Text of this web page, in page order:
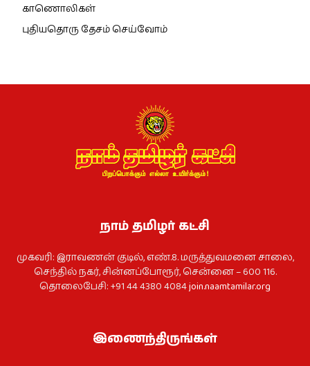
காணொலிகள்
புதியதொரு தேசம் செய்வோம்
நாம் தமிழர் கட்சி
முகவரி: இராவணன் குடில், எண்.8. மருத்துவமனை சாலை,
செந்தில் நகர், சின்னப்போரூர், சென்னை – 600 116.
தொலைபேசி: +91 44 4380 4084join.naamtamilar.org
இணைந்திருங்கள்